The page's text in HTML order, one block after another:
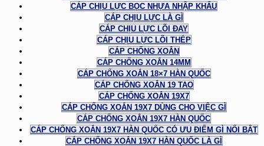
CÁP CHỊU LỰC BỌC NHỰA NHẬP KHẨU
CÁP CHỊU LỰC LÀ GÌ
CÁP CHỊU LỰC LÕI ĐAY
CÁP CHỊU LỰC LÕI THÉP
CÁP CHỐNG XOẮN
CÁP CHỐNG XOẮN 14MM
CÁP CHỐNG XOẮN 18×7 HÀN QUỐC
CÁP CHỐNG XOẮN 19 TAO
CÁP CHỐNG XOẮN 19X7
CÁP CHỐNG XOẮN 19X7 DÙNG CHO VIỆC GÌ
CÁP CHỐNG XOẮN 19X7 HÀN QUỐC
CÁP CHỐNG XOẮN 19X7 HÀN QUỐC CÓ ƯU ĐIỂM GÌ NỔI BẬT
CÁP CHỐNG XOẮN 19X7 HÀN QUỐC LÀ GÌ